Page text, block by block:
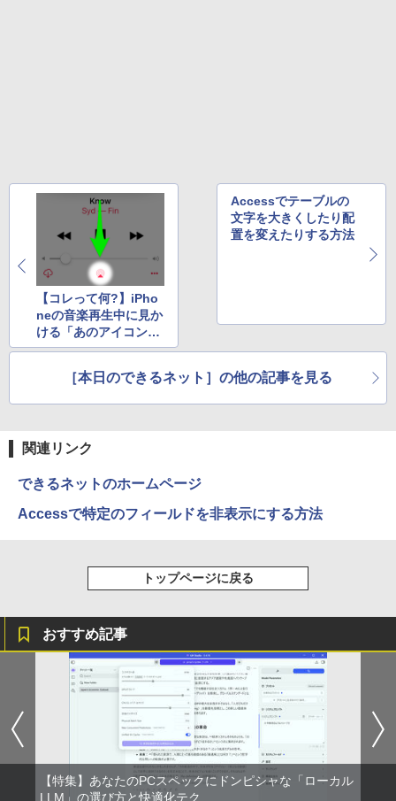
￥3,480
【コレって何?】iPho
neの音楽再生中に見か
ける「あのアイコン」
は便利機能の宝庫だっ
Accessでテーブルの
文字を大きくしたり配
置を変えたりする方法
［本日のできるネット］の他の記事を見る
関連リンク
できるネットのホームページ
Accessで特定のフィールドを非表示にする方法
トップページに戻る
おすすめ記事
【特集】あなたのPCスペックにドンピシャな「ローカル
LLM」の選び方と快適化テク